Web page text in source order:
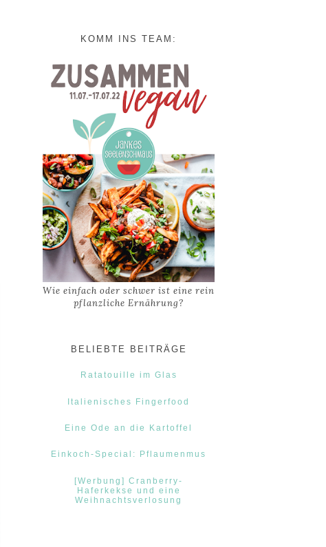
KOMM INS TEAM:
Wie einfach oder schwer ist eine rein
pflanzliche Ernährung?
BELIEBTE BEITRÄGE
Ratatouille im Glas
Italienisches Fingerfood
Eine Ode an die Kartoffel
Einkoch-Special: Pflaumenmus
[Werbung] Cranberry-
Haferkekse und eine
Weihnachtsverlosung